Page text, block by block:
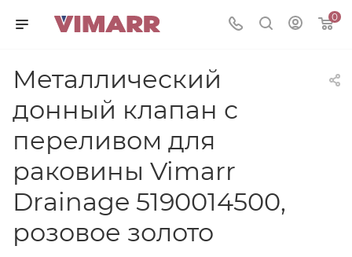
0
Металлический
донный клапан с
переливом для
раковины Vimarr
Drainage 5190014500,
розовое золото